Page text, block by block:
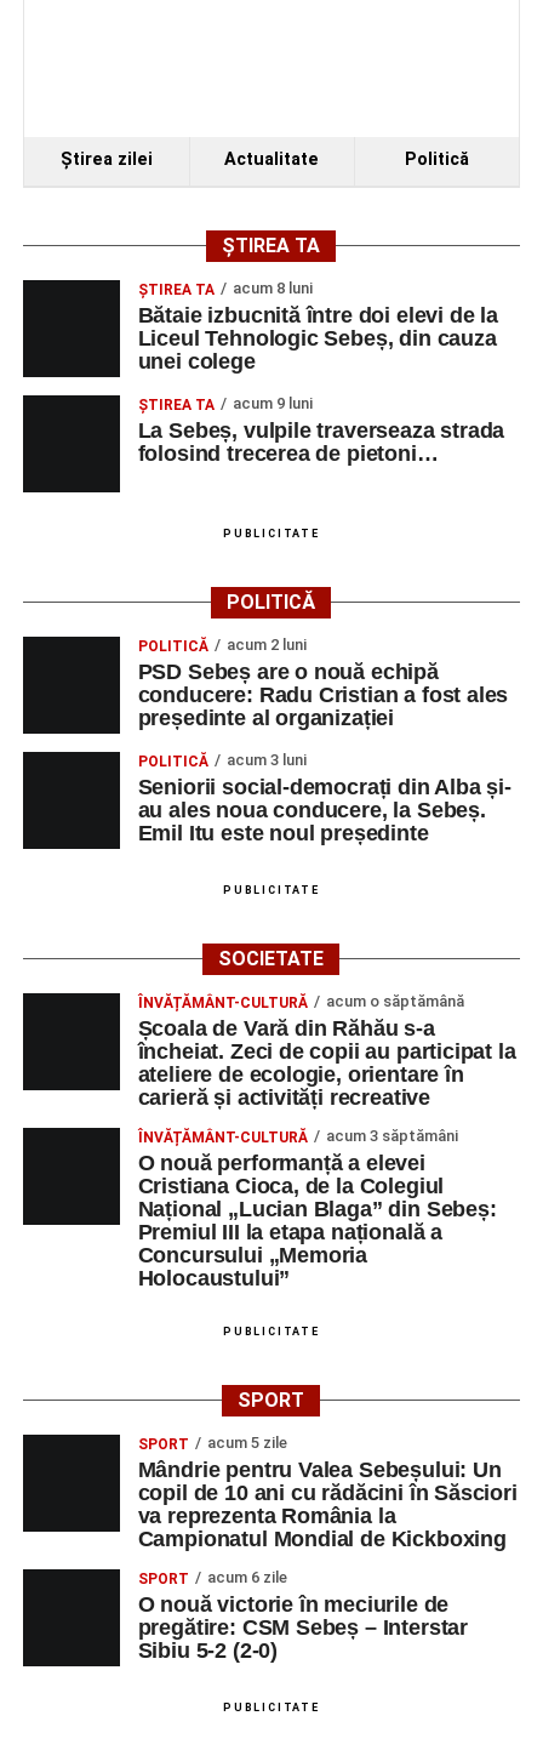
Spectacol de vals și tango „Armonii în
pași de dans”
Napoca).
AcompaniazăCluj Tango Orchestra:
Irina Indrei – pian
Robert Indrei – bandoneon
Milena Vădan – vioară
Emanuel Elcean – contrabas
Adrian Lup – violoncel
Vlad Dordea.
Piața Primăriei
Orele 17.00–20.00– Punct oficial de înscrieri și informații
SÂMBĂTĂ, 22 AUGUST 2026
Platoul Centrului Cultural „Lucian
Blaga” Sebeș
(Race Office) pentru competiția„Cicloaventurier de
Râpa Roșie
Orele 17.00–20.00
– Antrenamente libere pe traseul de
Centrul Cultural „Lucian Blaga”
Sebeș – Sala de spectacole
– Proiecție cinematografică:
Gabi Virginia Șarga și Cătălin Rotaru, producător Gabi
DUMINICĂ, 23 AUGUST 2026
Râpa Roșie
„Cicloaventurier de Sebeș”
al competiției MTB pentru copii.
LUNI, 24 AUGUST 2026
Ştirea zilei Actualitate Politică
ȘTIREA TA
ŞTIREA TA acum 8 luni
Bătaie izbucnită între doi elevi de la
Liceul Tehnologic Sebeș, din cauza
unei colege
ŞTIREA TA acum 9 luni
La Sebeș, vulpile traverseaza strada
folosind trecerea de pietoni…
PUBLICITATE
POLITICĂ
POLITICĂ acum 2 luni
PSD Sebeș are o nouă echipă
conducere: Radu Cristian a fost ales
președinte al organizației
POLITICĂ acum 3 luni
Seniorii social-democrați din Alba și-
au ales noua conducere, la Sebeș.
Emil Itu este noul președinte
PUBLICITATE
SOCIETATE
ÎNVĂȚĂMÂNT-CULTURĂ acum o săptămână
Școala de Vară din Răhău s-a
încheiat. Zeci de copii au participat la
ateliere de ecologie, orientare în
carieră și activități recreative
ÎNVĂȚĂMÂNT-CULTURĂ acum 3 săptămâni
O nouă performanță a elevei
Cristiana Cioca, de la Colegiul
Național „Lucian Blaga” din Sebeș:
Premiul III la etapa națională a
Concursului „Memoria
Holocaustului”
PUBLICITATE
SPORT
SPORT acum 5 zile
Mândrie pentru Valea Sebeșului: Un
copil de 10 ani cu rădăcini în Săsciori
va reprezenta România la
Campionatul Mondial de Kickboxing
SPORT acum 6 zile
O nouă victorie în meciurile de
pregătire: CSM Sebeș – Interstar
Sibiu 5-2 (2-0)
PUBLICITATE